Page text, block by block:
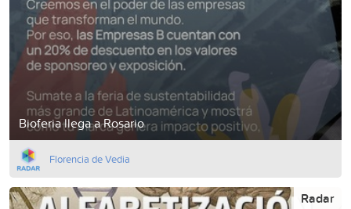
Bioferia llega a Rosario
Florencia de Vedia
Radar